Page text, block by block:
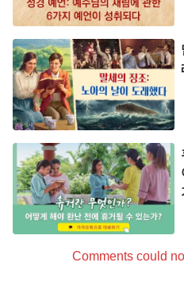
을 듣기를 중시한다는 것
상을 내려놓고, 겸손히 구
님의 사역에 대해 알아봅
의 깨우침을 얻고 하나님
시하지 않고, 진리의 말
별할 줄 모르는, 그저 성
열심히 사역하고 봉헌하
을 맞이할 거라 생각하는
들로 결국엔 하나님의 구
Comments could